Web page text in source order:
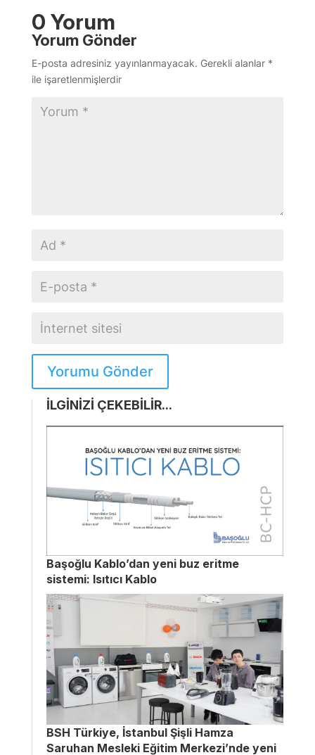
0 Yorum
Yorum Gönder
E-posta adresiniz yayınlanmayacak. Gerekli alanlar *
ile işaretlenmişlerdir
Yorumu Gönder
İLGİNİZİ ÇEKEBİLİR...
Başoğlu Kablo’dan yeni buz eritme
sistemi: Isıtıcı Kablo
BSH Türkiye, İstanbul Şişli Hamza
Saruhan Mesleki Eğitim Merkezi’nde yeni